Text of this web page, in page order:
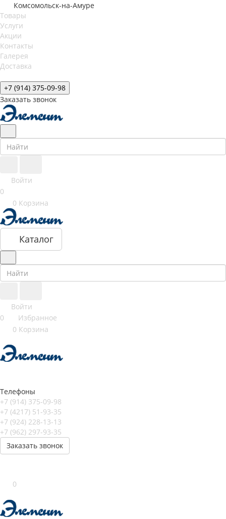
Комсомольск-на-Амуре
Товары
Услуги
Акции
Контакты
Галерея
Доставка
+7 (914) 375-09-98
Заказать звонок
Войти
0
0 Корзина
Каталог
Войти
0
Избранное
0 Корзина
Телефоны
+7 (914) 375-09-98
+7 (4217) 51-93-35
+7 (924) 228-13-13
+7 (962) 297-93-35
Заказать звонок
0